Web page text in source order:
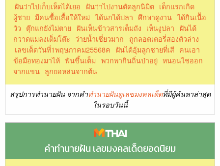
ฝันว่าไปเก็บเห็ดได้เยอ ฝันว่าไปงานตัดลูกนิมิต เด็กแรกเกิด
ผู้ชาย มีคนซื้อเสื้อให้ใหม่ ได้นกได้ปลา ศึกษาดูงาน ได้กินเนืัอ
วัว ตุ๊กแกยังไม่ตาย ฝันเห็นข้าวสารเต็มถัง เห็นงูปลา
ฝันได้
กวาดแมลงเต็มโต๊ะ ว่ายน้ำเชี่ยวมาก
ถูกลอตเตอรี่สองตัวล่าง
เลขเด็ดวันที่1พฤษภาคม25568ค
ฝันได้อุ้มลูกชายที่เสี คนเอา
ข้อมือทองมาไห้ ฟันขึ้นเต็ม พวกพากินถิ่นป่าอยู่ หนอนไชออก
จากแขน ลูกยอหล่นจากต้น
สรุปการทำนายฝัน จากคำทำนายฝันดูเลขมงคลเด็ดที่มีผู้ค้นหาล่าสุด
ในรอบวันนี้
คำทำนายฝัน เลขมงคลเด็ดยอดนิยม